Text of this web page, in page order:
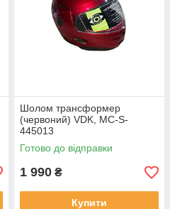
Шолом трансформер
(червоний) VDK, MC-S-
445013
Готово до відправки
1 990 ₴
Купити